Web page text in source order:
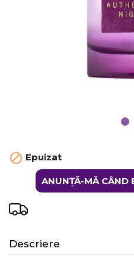
 Epuizat
ANUNȚĂ-MĂ CÂND
Descriere